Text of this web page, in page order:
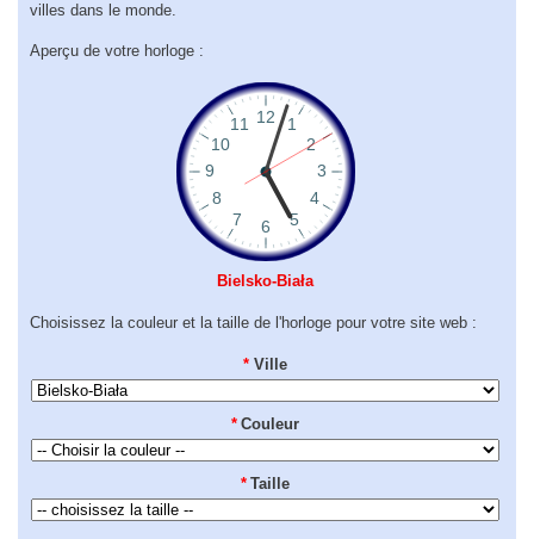
villes dans le monde.
Aperçu de votre horloge :
Bielsko-Biała
Choisissez la couleur et la taille de l'horloge pour votre site web :
* Ville
* Couleur
* Taille